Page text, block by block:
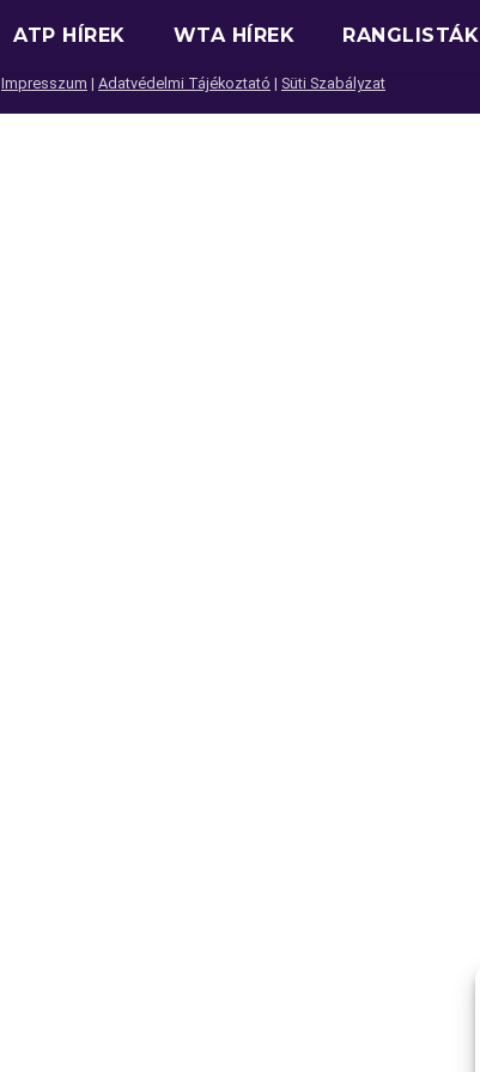
ATP HÍREK WTA HÍREK RANGLISTÁK
Impresszum | Adatvédelmi Tájékoztató | Süti Szabályzat